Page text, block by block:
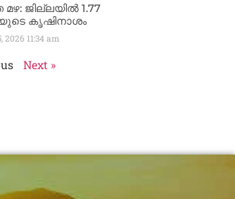
ജില്ലയിൽ 1.77
കൃഷിനാശം
2026 11:34 am
Next »